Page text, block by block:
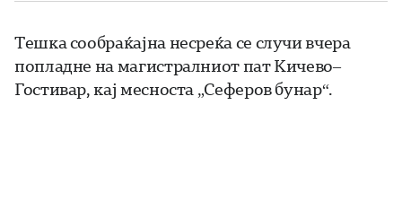
Тешка сообраќајна несреќа се случи вчера
попладне на магистралниот пат Кичево–
Гостивар, кај месноста „Сеферов бунар“.